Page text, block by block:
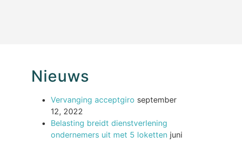
Nieuws
Vervanging acceptgiro september
12, 2022
Belasting breidt dienstverlening
ondernemers uit met 5 loketten juni